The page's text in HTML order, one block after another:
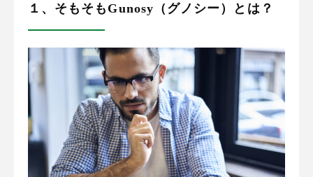
１、そもそもGunosy（グノシー）とは？